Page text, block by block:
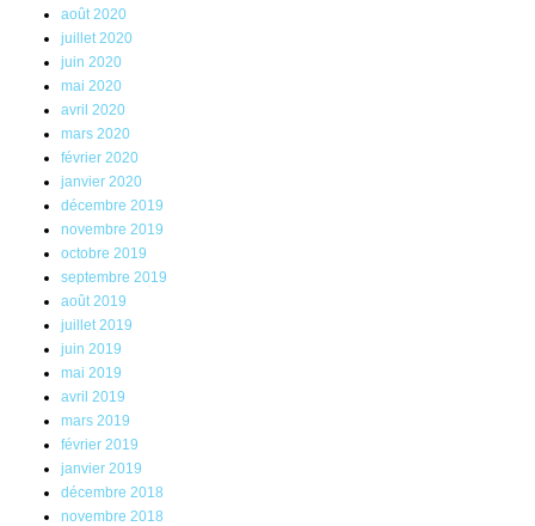
août 2020
juillet 2020
juin 2020
mai 2020
avril 2020
mars 2020
février 2020
janvier 2020
décembre 2019
novembre 2019
octobre 2019
septembre 2019
août 2019
juillet 2019
juin 2019
mai 2019
avril 2019
mars 2019
février 2019
janvier 2019
décembre 2018
novembre 2018